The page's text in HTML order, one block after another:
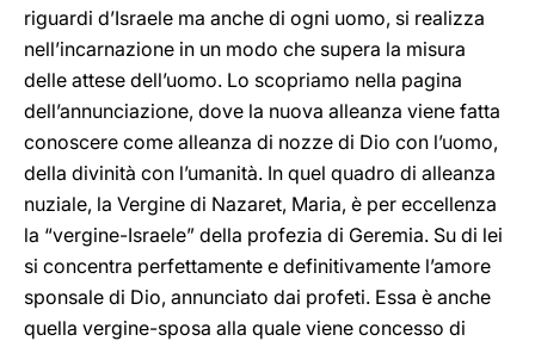
riguardi d’Israele ma anche di ogni uomo, si realizza
nell’incarnazione in un modo che supera la misura
delle attese dell’uomo. Lo scopriamo nella pagina
dell’annunciazione, dove la nuova alleanza viene fatta
conoscere come alleanza di nozze di Dio con l’uomo,
della divinità con l’umanità. In quel quadro di alleanza
nuziale, la Vergine di Nazaret, Maria, è per eccellenza
la “vergine-Israele” della profezia di Geremia. Su di lei
si concentra perfettamente e definitivamente l’amore
sponsale di Dio, annunciato dai profeti. Essa è anche
quella vergine-sposa alla quale viene concesso di